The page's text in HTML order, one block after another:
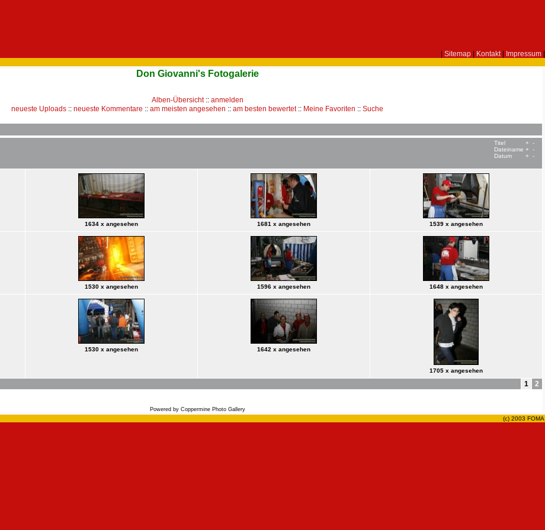
Sitemap Kontakt| Impressum
Don Giovanni's Fotogalerie
Alben-Übersicht:: anmelden
neueste Uploads :: neueste Kommentare :: am meisten angesehen :: am besten bewertet:: Meine Favoriten :: Suche
Titel + -
Dateiname + -
Datum
+ -
1634 x angesehen 1681 x angesehen 1539 x angesehen
1530 x angesehen 1596 x angesehen 1648 x angesehen
1530 x angesehen 1642 x angesehen
1705 x angesehen
1 2
Powered by Coppermine Photo Gallery
(c) 2003 FOMA